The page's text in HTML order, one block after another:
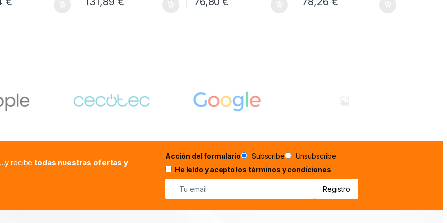
...y recibetodas nuestras ofertas y
Acción del formulario Subscribe
Unsubscribe
He leído y acepto los términos y condiciones